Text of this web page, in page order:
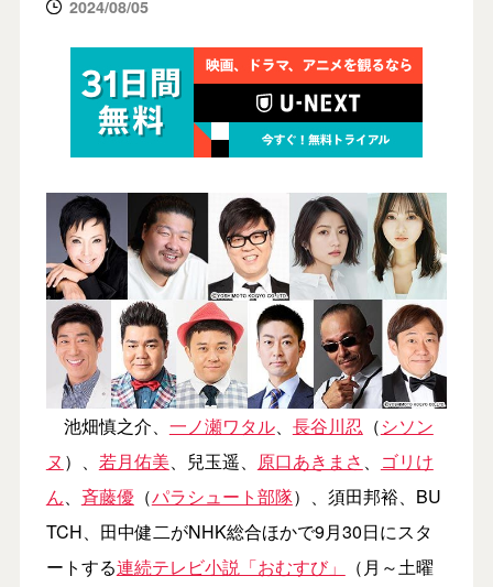
2024/08/05
池畑慎之介、 一ノ瀬ワタル、 長谷川忍 （シソン
ヌ ）、 若月佑美、兒玉遥、 原口あきまさ 、 ゴリけ
ん、 斉藤優（パラシュート部隊）、須田邦裕、BU
TCH、田中健二がNHK総合ほかで9月30日にスタ
ートする連続テレビ小説「おむすび」
（月～土曜